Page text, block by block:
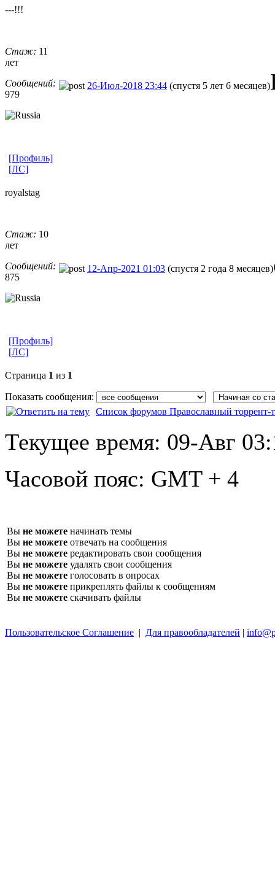
---!!!
Стаж: 11
лет
Сообщений:
979
26-Июл-2018 23:44 (спустя 5 лет 6 месяцев)
[Профиль]
[ЛС]
royalstag
Стаж: 10
лет
Сообщений:
875
12-Апр-2021 01:03 (спустя 2 года 8 месяцев)
[Профиль]
[ЛС]
Страница 1 из 1
Показать сообщения:
Список форумов Православный торрент-
Текущее время: 09-Авг
Часовой пояс: GMT + 4
Вы не можете начинать темы
Вы не можете отвечать на сообщения
Вы не можете редактировать свои сообщения
Вы не можете удалять свои сообщения
Вы не можете голосовать в опросах
Вы не можете прикреплять файлы к сообщениям
Вы не можете скачивать файлы
Пользовательское Соглашение | Для правообладателей |